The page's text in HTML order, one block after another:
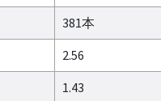
381本
2.56
1.43